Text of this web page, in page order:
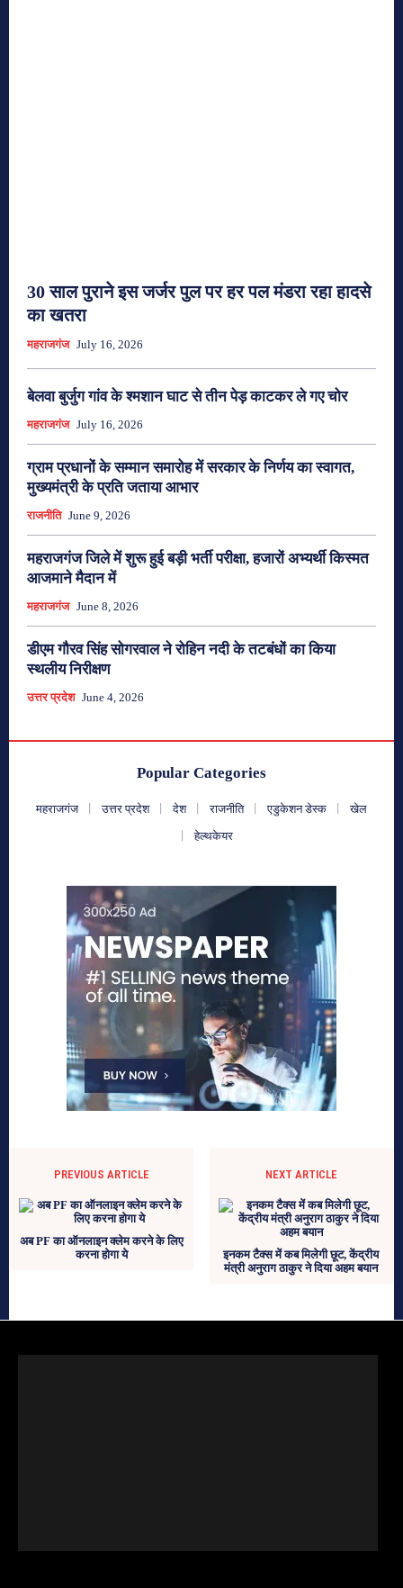
30 साल पुराने इस जर्जर पुल पर हर पल मंडरा रहा हादसे
का खतरा
महराजगंज July 16, 2026
बेलवा बुर्जुग गांव के श्मशान घाट से तीन पेड़ काटकर ले गए चोर
महराजगंज July 16, 2026
ग्राम प्रधानों के सम्मान समारोह में सरकार के निर्णय का स्वागत,
मुख्यमंत्री के प्रति जताया आभार
राजनीति June 9, 2026
महराजगंज जिले में शुरू हुई बड़ी भर्ती परीक्षा, हजारों अभ्यर्थी किस्मत
आजमाने मैदान में
महराजगंज June 8, 2026
डीएम गौरव सिंह सोगरवाल ने रोहिन नदी के तटबंधों का किया
स्थलीय निरीक्षण
उत्तर प्रदेश June 4, 2026
Popular Categories
महराजगंज उत्तर प्रदेश देश राजनीति एडुकेशन डेस्क
खेल
हेल्थकेयर
PREVIOUS ARTICLE
अब PF का ऑनलाइन क्लेम करने के लिए
करना होगा ये
NEXT ARTICLE
इनकम टैक्स में कब मिलेगी छूट, केंद्रीय
मंत्री अनुराग ठाकुर ने दिया अहम बयान